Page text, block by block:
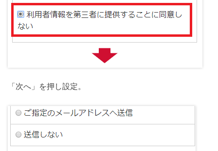
「次へ」を押し設定。